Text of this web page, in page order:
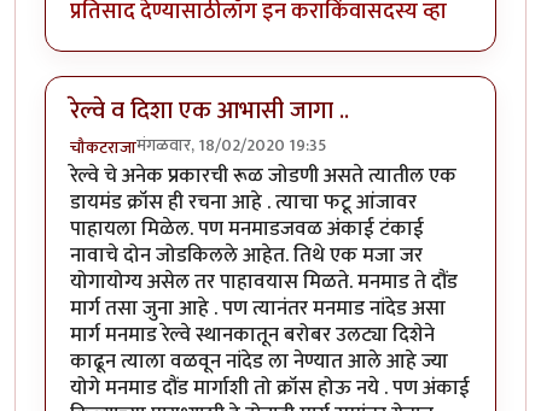
प्रतिसाद देण्यासाठीलॉग इन कराकिंवासदस्य व्हा
रेल्वे व दिशा एक आभासी जागा ..
चौकटराजामंगळवार, 18/02/2020 19:35
रेल्वे चे अनेक प्रकारची रूळ जोडणी असते त्यातील एक
डायमंड क्रॉस ही रचना आहे . त्याचा फटू आंजावर
पाहायला मिळेल. पण मनमाडजवळ अंकाई टंकाई
नावाचे दोन जोडकिलले आहेत. तिथे एक मजा जर
योगायोग्य असेल तर पाहावयास मिळते. मनमाड ते दौंड
मार्ग तसा जुना आहे . पण त्यानंतर मनमाड नांदेड असा
मार्ग मनमाड रेल्वे स्थानकातून बरोबर उलट्या दिशेने
काढून त्याला वळवून नांदेड ला नेण्यात आले आहे ज्या
योगे मनमाड दौंड मार्गाशी तो क्रॉस होऊ नये . पण अंकाई